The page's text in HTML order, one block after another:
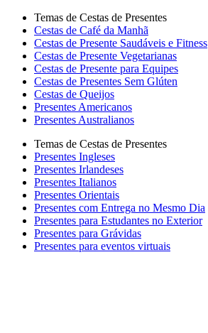
Temas de Cestas de Presentes
Cestas de Café da Manhã
Cestas de Presente Saudáveis e Fitness
Cestas de Presente Vegetarianas
Cestas de Presente para Equipes
Cestas de Presentes Sem Glúten
Cestas de Queijos
Presentes Americanos
Presentes Australianos
Temas de Cestas de Presentes
Presentes Ingleses
Presentes Irlandeses
Presentes Italianos
Presentes Orientais
Presentes com Entrega no Mesmo Dia
Presentes para Estudantes no Exterior
Presentes para Grávidas
Presentes para eventos virtuais